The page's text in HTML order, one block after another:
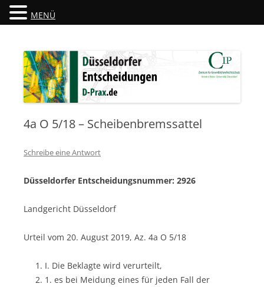
Düsseldorfer Entscheidungen
4a O 5/18 – Scheibenbremssattel
Schreibe eine Antwort
Düsseldorfer Entscheidungsnummer: 2926
Landgericht Düsseldorf
Urteil vom 20. August 2019, Az. 4a O 5/18
I. Die Beklagte wird verurteilt,
1. es bei Meidung eines für jeden Fall der
MENÜ